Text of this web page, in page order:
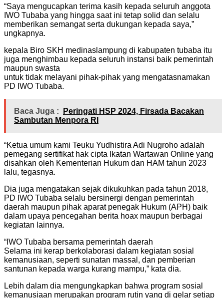
“Saya mengucapkan terima kasih kepada seluruh anggota
IWO Tubaba yang hingga saat ini tetap solid dan selalu
memberikan semangat serta dukungan kepada saya,”
ungkapnya.
kepala Biro SKH medinaslampung di kabupaten tubaba itu
juga menghimbau kepada seluruh instansi baik pemerintah
maupun swasta
untuk tidak melayani pihak-pihak yang mengatasnamakan
PD IWO Tubaba.
Baca Juga :
Peringati HSP 2024, Firsada Bacakan
Sambutan Menpora RI
“Ketua umum kami Teuku Yudhistira Adi Nugroho adalah
pemegang sertifikat hak cipta Ikatan Wartawan Online yang
disahkan oleh Kementerian Hukum dan HAM tahun 2023
lalu, tegasnya.
Dia juga mengatakan sejak dikukuhkan pada tahun 2018,
PD IWO Tubaba selalu bersinergi dengan pemerintah
daerah maupun pihak aparat penegak Hukum (APH) baik
dalam upaya pencegahan berita hoax maupun berbagai
kegiatan lainnya.
“IWO Tubaba bersama pemerintah daerah
Selama ini kerap berkolaborasi dalam kegiatan sosial
kemanusiaan, seperti sunatan massal, dan pemberian
santunan kepada warga kurang mampu,” kata dia.
Lebih dalam dia mengungkapkan bahwa program sosial
kemanusiaan merupakan program rutin yang di gelar setiap